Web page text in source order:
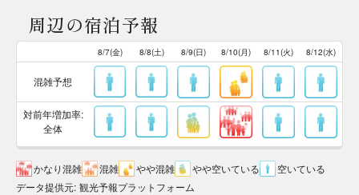
周辺の宿泊予報
8/7(金) 8/8(土) 8/9(日) 8/10(月) 8/11(火) 8/12(水)
混雑予想
対前年増加率:
全体
かなり混雑 混雑 やや混雑 やや空いている
空いている
データ提供元: 観光予報プラットフォーム